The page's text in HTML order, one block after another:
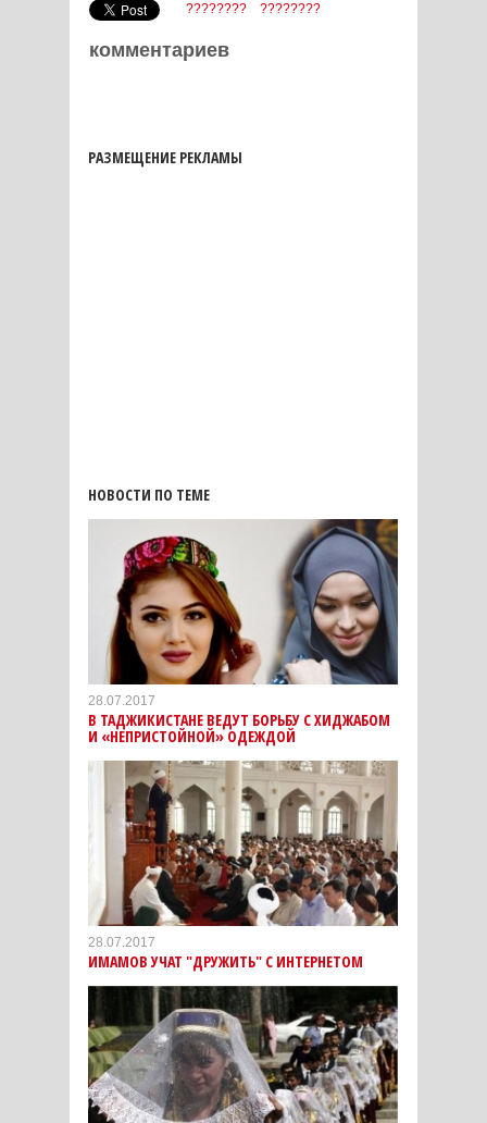
???????? ????????
комментариев
РАЗМЕЩЕНИЕ РЕКЛАМЫ
НОВОСТИ ПО ТЕМЕ
28.07.2017
В ТАДЖИКИСТАНЕ ВЕДУТ БОРЬБУ С ХИДЖАБОМ
И «НЕПРИСТОЙНОЙ» ОДЕЖДОЙ
28.07.2017
ИМАМОВ УЧАТ "ДРУЖИТЬ" С ИНТЕРНЕТОМ